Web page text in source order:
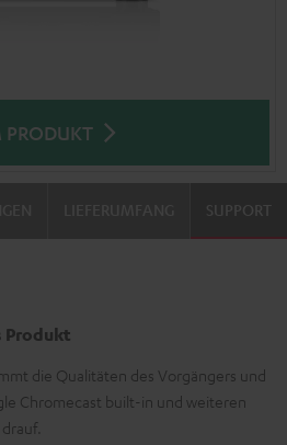
PRODUKT
SUPPORT
Produkt
die Qualitäten des Vorgängers und
Chromecast built-in und weiteren